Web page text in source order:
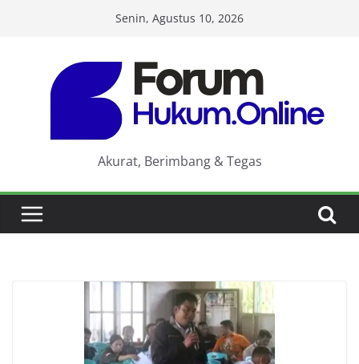
Senin, Agustus 10, 2026
Akurat, Berimbang & Tegas